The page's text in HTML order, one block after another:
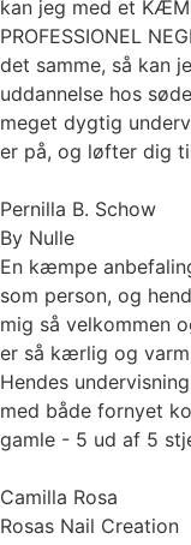
kan jeg med et
PROFESSIONEL
det samme, så kan
uddannelse hos
meget dygtig
er på, og løfter dig
Pernilla B. Schow
By Nulle
En kæmpe
som person, og
mig så velkommen
er så kærlig og
Hendes
med både fornyet
gamle - 5 ud af 5
Camilla Rosa
Rosas Nail Creation